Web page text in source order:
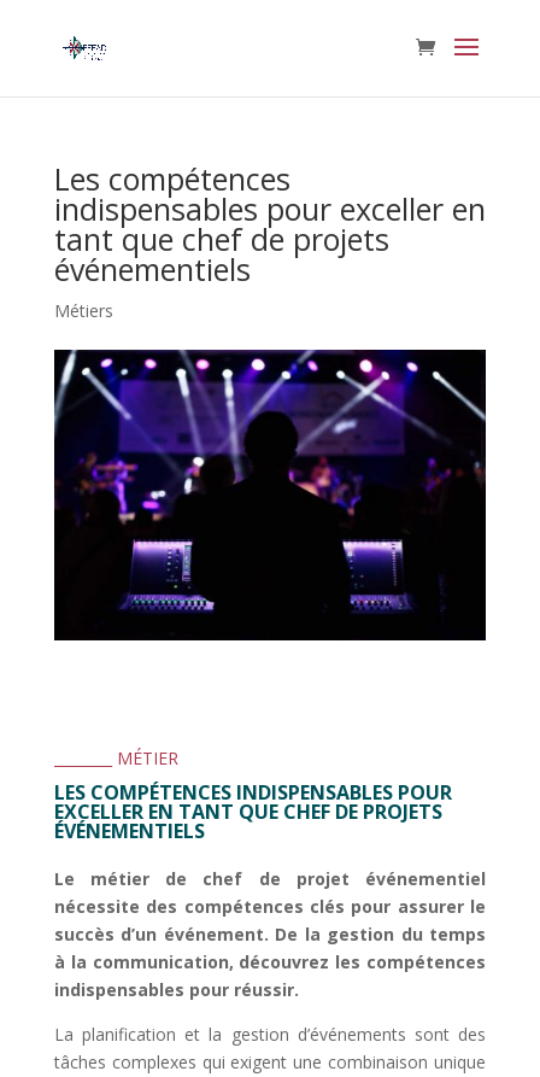
Les compétences
indispensables pour exceller en
tant que chef de projets
événementiels
Métiers
________ MÉTIER
LES COMPÉTENCES INDISPENSABLES POUR
EXCELLER EN TANT QUE CHEF DE PROJETS
ÉVÉNEMENTIELS
Le métier de chef de projet événementiel
nécessite des compétences clés pour assurer le
succès d’un événement. De la gestion du temps
à la communication, découvrez les compétences
indispensables pour réussir.
La planification et la gestion d’événements sont des
tâches complexes qui exigent une combinaison unique